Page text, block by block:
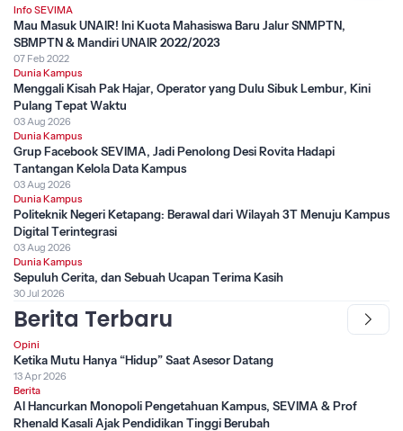
Info SEVIMA
Mau Masuk UNAIR! Ini Kuota Mahasiswa Baru Jalur SNMPTN,
SBMPTN & Mandiri UNAIR 2022/2023
07 Feb 2022
Dunia Kampus
Menggali Kisah Pak Hajar, Operator yang Dulu Sibuk Lembur, Kini
Pulang Tepat Waktu
03 Aug 2026
Dunia Kampus
Grup Facebook SEVIMA, Jadi Penolong Desi Rovita Hadapi
Tantangan Kelola Data Kampus
03 Aug 2026
Dunia Kampus
Politeknik Negeri Ketapang: Berawal dari Wilayah 3T Menuju Kampus
Digital Terintegrasi
03 Aug 2026
Dunia Kampus
Sepuluh Cerita, dan Sebuah Ucapan Terima Kasih
30 Jul 2026
Berita Terbaru
Opini
Ketika Mutu Hanya “Hidup” Saat Asesor Datang
13 Apr 2026
Berita
AI Hancurkan Monopoli Pengetahuan Kampus, SEVIMA & Prof
Rhenald Kasali Ajak Pendidikan Tinggi Berubah